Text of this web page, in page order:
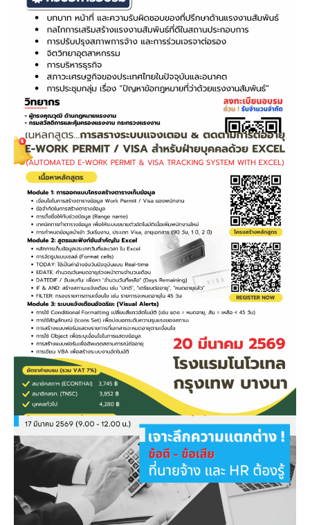
แรงงานสัมพันธ์
February 20, 2026
หลักสูตร…การสร้างระบบแจ้งเตือน &
ติดตามการต่ออายุ e-Work Permit /
VISA สำหรับฝ่ายบุคคลด้วย EXCEL
February 13, 2026
หลักสูตร…เปรียบเทียบกองทุน